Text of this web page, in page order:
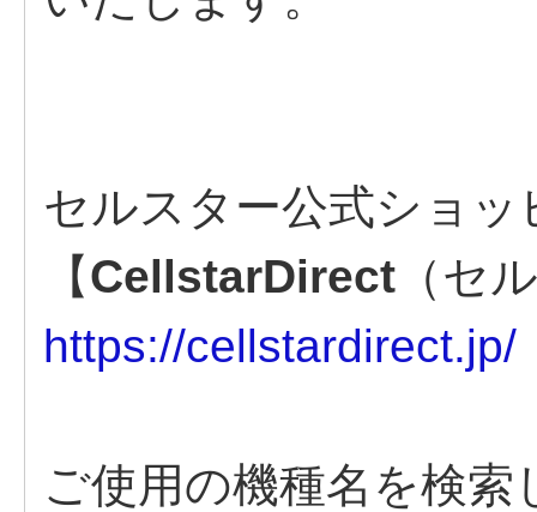
セルスター公式ショ
【CellstarDirect （セ
https://cellstardirect.jp/
ご使用の機種名を検